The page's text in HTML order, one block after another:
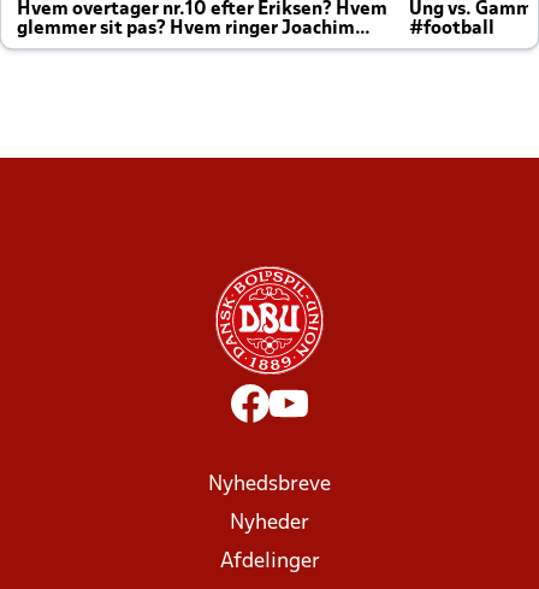
Hvem overtager nr.10 efter Eriksen? Hvem
glemmer sit pas? Hvem ringer Joachim
altid til efter kampe?
Ung vs.
#football
Nyhedsbreve
Nyheder
Afdelinger